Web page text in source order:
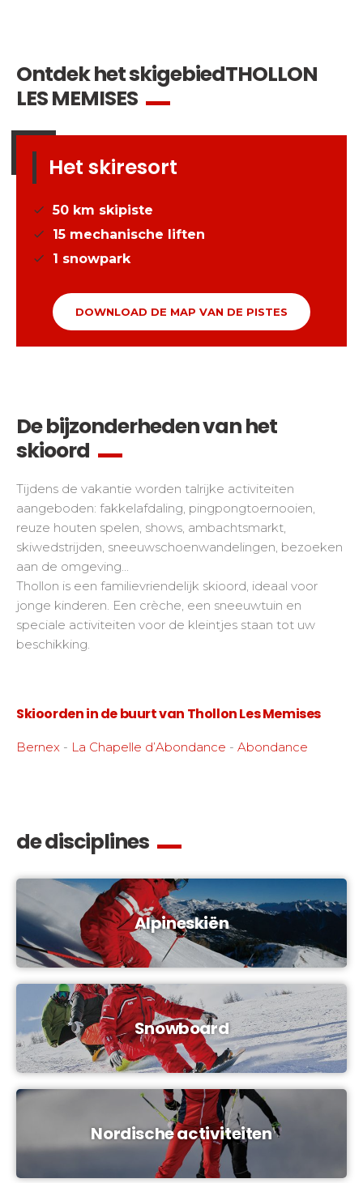
Het skiresort
50 km skipiste
15 mechanische liften
1 snowpark
DOWNLOAD DE MAP VAN DE PISTES
Ontdek het skigebiedTHOLLON
LES MEMISES
De bijzonderheden van het
skioord
Tijdens de vakantie worden talrijke activiteiten
aangeboden: fakkelafdaling, pingpongtoernooien,
reuze houten spelen, shows, ambachtsmarkt,
skiwedstrijden, sneeuwschoenwandelingen, bezoeken
aan de omgeving...
Thollon is een familievriendelijk skioord, ideaal voor
jonge kinderen. Een crèche, een sneeuwtuin en
speciale activiteiten voor de kleintjes staan tot uw
beschikking.
Skioorden in de buurt van Thollon Les Memises
Bernex - La Chapelle d’Abondance - Abondance
de disciplines
Alpineskiën
Snowboard
Nordische activiteiten